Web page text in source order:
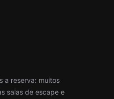
a reserva: muitos
salas de escape e